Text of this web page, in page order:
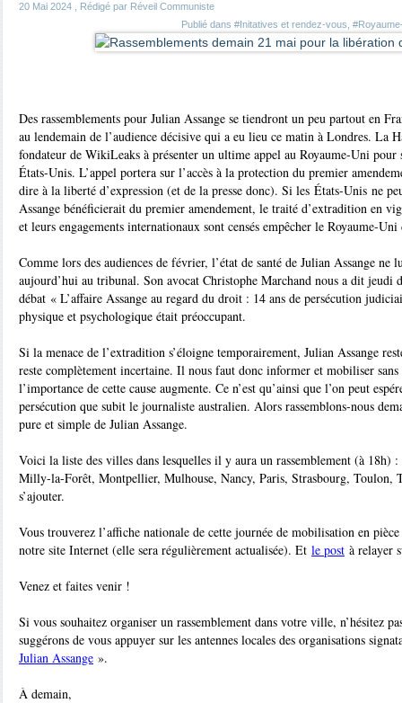
20 Mai 2024 , Rédigé par Réveil Communiste
Publié dans #Initatives et rendez-vous
Des rassemblements pour Julian Assange se tiendront un peu partout en
au lendemain de l’audience décisive qui a eu lieu ce matin à Londres. La
fondateur de WikiLeaks à présenter un ultime appel au Royaume-Uni
États-Unis. L’appel portera sur l’accès à la protection du premier
dire à la liberté d’expression (et de la presse donc). Si les États-Unis ne
Assange bénéficierait du premier amendement, le traité d’extradition en
et leurs engagements internationaux sont censés empêcher le Royaume-
Comme lors des audiences de février, l’état de santé de Julian Assange ne
aujourd’hui au tribunal. Son avocat Christophe Marchand nous a dit jeudi
débat « L’affaire Assange au regard du droit : 14 ans de persécution
physique et psychologique était préoccupant.
Si la menace de l’extradition s’éloigne temporairement, Julian Assange
reste complètement incertaine. Il nous faut donc informer et mobiliser sans
l’importance de cette cause augmente. Ce n’est qu’ainsi que l’on peut
persécution que subit le journaliste australien. Alors rassemblons-nous
pure et simple de Julian Assange.
Voici la liste des villes dans lesquelles il y aura un rassemblement (à
Milly-la-Forêt, Montpellier, Mulhouse, Nancy, Paris, Strasbourg, Toulon,
s’ajouter.
Vous trouverez l’affiche nationale de cette journée de mobilisation en
notre site Internet (elle sera régulièrement actualisée). Et le post à relayer
Venez et faites venir !
Si vous souhaitez organiser un rassemblement dans votre ville, n’hésitez
suggérons de vous appuyer sur les antennes locales des organisations
Julian Assange ».
À demain,